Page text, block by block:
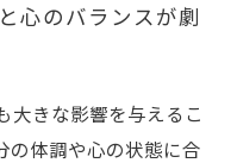
心のバランスが劇
大きな影響を与えるこ
の体調や心の状態に合